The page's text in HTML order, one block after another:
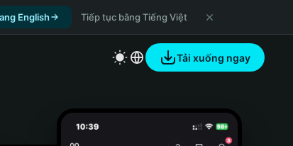
English Tiếp tục bằng Tiếng Việt
Tải xuống ngay